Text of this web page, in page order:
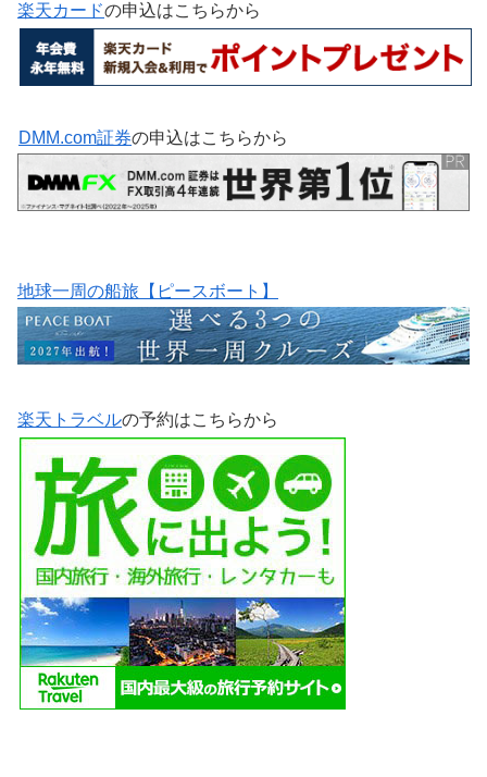
楽天カードの申込はこちらから
DMM.com証券の申込はこちらから
地球一周の船旅【ピースボート】
楽天トラベルの予約はこちらから